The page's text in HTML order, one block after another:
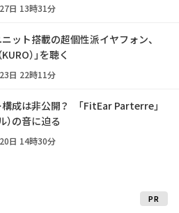
日 13時31分
ット搭載の超個性派イヤフォン、
）」を聴く
日 22時11分
構成は非公開？ 「FitEar Parterre」
）の音に迫る
日 14時30分
PR